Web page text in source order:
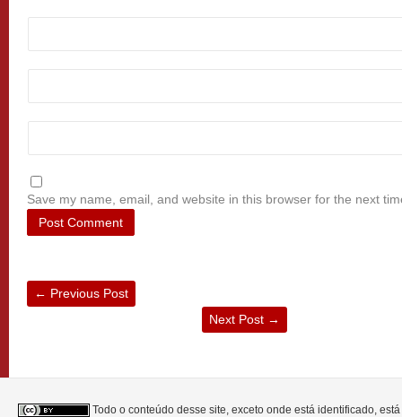
Save my name, email, and website in this browser for the next
← Previous Post
Next Post →
Todo o conteúdo desse site, exceto onde está identificado,